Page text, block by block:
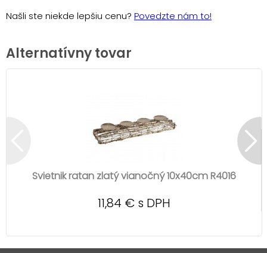
Našli ste niekde lepšiu cenu? Povedzte nám to!
Alternatívny tovar
Svietnik ratan zlatý vianočný 10x40cm R4016
11,84 € s DPH